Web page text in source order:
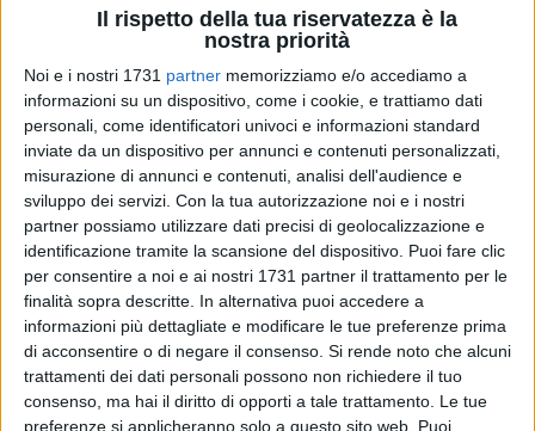
Il rispetto della tua riservatezza è la
nostra priorità
Noi e i nostri 1731 partner memorizziamo e/o accediamo a
informazioni su un dispositivo, come i cookie, e trattiamo dati
personali, come identificatori univoci e informazioni standard
inviate da un dispositivo per annunci e contenuti personalizzati,
misurazione di annunci e contenuti, analisi dell'audience e
sviluppo dei servizi. Con la tua autorizzazione noi e i nostri
partner possiamo utilizzare dati precisi di geolocalizzazione e
identificazione tramite la scansione del dispositivo. Puoi fare clic
per consentire a noi e ai nostri 1731 partner il trattamento per le
finalità sopra descritte. In alternativa puoi accedere a
informazioni più dettagliate e modificare le tue preferenze prima
di acconsentire o di negare il consenso. Si rende noto che alcuni
trattamenti dei dati personali possono non richiedere il tuo
consenso, ma hai il diritto di opporti a tale trattamento. Le tue
preferenze si applicheranno solo a questo sito web. Puoi
BARI - 18 MAGGIO 2017
Arriva la Card Cultura per i ragazzi tra i 14 e 20
anni
BARI - 18 MAGGIO 2017
Nuova illuminazione al quartiere Libertà: si
comincia da via Manzoni
BARI - 18 MAGGIO 2017
Tutela ambientale e rispetto per gli animali: al
via la nuova campagna di sensibilizzazione
BARI - 17 MAGGIO 2017
Raccolta porta a porta: la consegna dei primi